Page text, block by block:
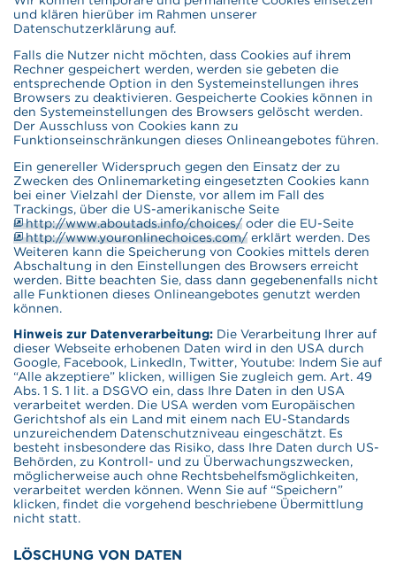
und klären hierüber im Rahmen unserer
Datenschutzerklärung auf.
Falls die Nutzer nicht möchten, dass Cookies auf ihrem
Rechner gespeichert werden, werden sie gebeten die
entsprechende Option in den Systemeinstellungen ihres
Browsers zu deaktivieren. Gespeicherte Cookies können in
den Systemeinstellungen des Browsers gelöscht werden.
Der Ausschluss von Cookies kann zu
Funktionseinschränkungen dieses Onlineangebotes führen.
Ein genereller Widerspruch gegen den Einsatz der zu
Zwecken des Onlinemarketing eingesetzten Cookies kann
bei einer Vielzahl der Dienste, vor allem im Fall des
Trackings, über die US-amerikanische Seite
http://www.aboutads.info/choices/ oder die EU-Seite
http://www.youronlinechoices.com/ erklärt werden. Des
Weiteren kann die Speicherung von Cookies mittels deren
Abschaltung in den Einstellungen des Browsers erreicht
werden. Bitte beachten Sie, dass dann gegebenenfalls nicht
alle Funktionen dieses Onlineangebotes genutzt werden
können.
Hinweis zur Datenverarbeitung: Die Verarbeitung Ihrer auf
dieser Webseite erhobenen Daten wird in den USA durch
Google, Facebook, LinkedIn, Twitter, Youtube: Indem Sie auf
“Alle akzeptiere” klicken, willigen Sie zugleich gem. Art. 49
Abs. 1 S. 1 lit. a DSGVO ein, dass Ihre Daten in den USA
verarbeitet werden. Die USA werden vom Europäischen
Gerichtshof als ein Land mit einem nach EU-Standards
unzureichendem Datenschutzniveau eingeschätzt. Es
besteht insbesondere das Risiko, dass Ihre Daten durch US-
Behörden, zu Kontroll- und zu Überwachungszwecken,
möglicherweise auch ohne Rechtsbehelfsmöglichkeiten,
verarbeitet werden können. Wenn Sie auf “Speichern”
klicken, findet die vorgehend beschriebene Übermittlung
nicht statt.
LÖSCHUNG VON DATEN